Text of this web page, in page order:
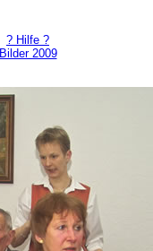
? Hilfe ?
Bilder 2009